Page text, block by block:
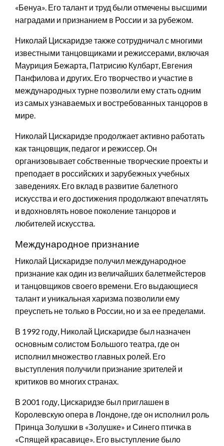
«Бенуа». Его талант и труд были отмечены высшими
наградами и признанием в России и за рубежом.
Николай Цискаридзе также сотрудничал с многими
известными танцовщиками и режиссерами, включая
Мауриция Бежарта, Патрисию Кулбарт, Евгения
Панфилова и других. Его творчество и участие в
международных турне позволили ему стать одним
из самых узнаваемых и востребованных танцоров в
мире.
Николай Цискаридзе продолжает активно работать
как танцовщик, педагог и режиссер. Он
организовывает собственные творческие проекты и
преподает в российских и зарубежных учебных
заведениях. Его вклад в развитие балетного
искусства и его достижения продолжают впечатлять
и вдохновлять новое поколение танцоров и
любителей искусства.
Международное признание
Николай Цискаридзе получил международное
признание как один из величайших балетмейстеров
и танцовщиков своего времени. Его выдающиеся
талант и уникальная харизма позволили ему
преуспеть не только в России, но и за ее пределами.
В 1992 году, Николай Цискаридзе был назначен
основным солистом Большого театра, где он
исполнил множество главных ролей. Его
выступления получили признание зрителей и
критиков во многих странах.
В 2001 году, Цискаридзе был приглашен в
Королевскую опера в Лондоне, где он исполнил роль
Принца Золушки в «Золушке» и Синего птичка в
«Спящей красавице». Его выступление было